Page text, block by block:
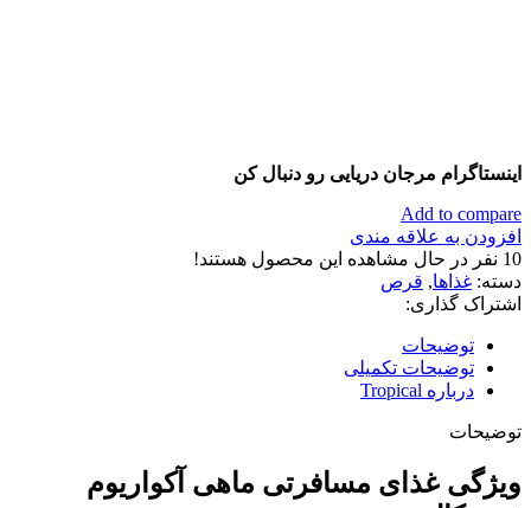
اینستاگرام مرجان دریایی رو دنبال کن
Add to compare
افزودن به علاقه مندی
10 نفر در حال مشاهده این محصول هستند!
دسته: غذاها, قرص
اشتراک گذاری:
توضیحات
توضیحات تکمیلی
درباره Tropical
توضیحات
ویژگی غذای مسافرتی ماهی آکواریوم